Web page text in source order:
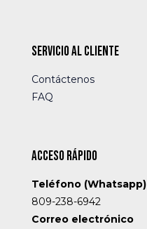
Servicio al cliente
Contáctenos
FAQ
Acceso rápido
Teléfono (Whatsapp)
809-238-6942
Correo electrónico